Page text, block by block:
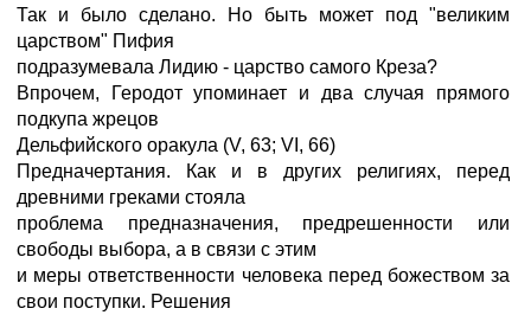
Так и было сделано. Но быть может под "великим
царством" Пифия
подразумевала Лидию - царство самого Креза?
Впрочем, Геродот упоминает и два случая прямого
подкупа жрецов
Дельфийского оракула (V, 63; VI, 66)
Предначертания. Как и в других религиях, перед
древними греками стояла
проблема предназначения, предрешенности или
свободы выбора, а в связи с этим
и меры ответственности человека перед божеством за
свои поступки. Решения